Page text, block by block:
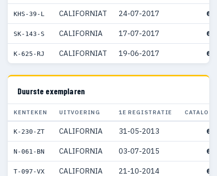
KHS-39-L CALIFORNIAT 24-07-2017 €
SK-143-S CALIFORNIA 17-07-2017 €
K-625-RJ CALIFORNIAT 19-06-2017 €
Duurste exemplaren
KENTEKEN UITVOERING 1E REGISTRATIE
K-230-ZT CALIFORNIA 31-05-2013 €
N-061-BN CALIFORNIA 03-07-2015 €
T-097-VX CALIFORNIA 21-10-2014 €